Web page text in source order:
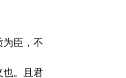
臣，不
。且君